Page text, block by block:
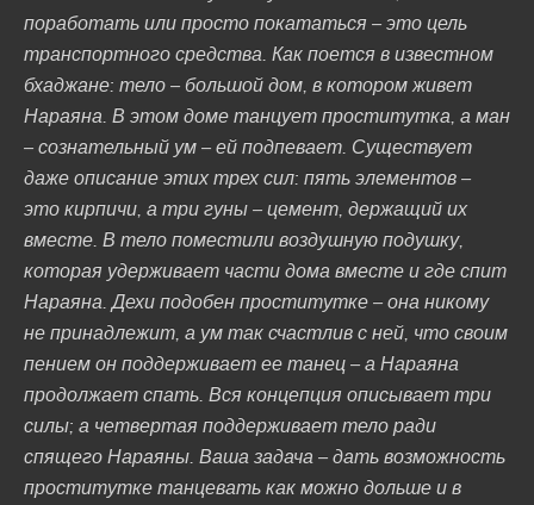
поработать или просто покататься – это цель
транспортного средства. Как поется в известном
бхаджане: тело – большой дом, в котором живет
Нараяна. В этом доме танцует проститутка, а ман
– сознательный ум – ей подпевает. Существует
даже описание этих трех сил: пять элементов –
это кирпичи, а три гуны – цемент, держащий их
вместе. В тело поместили воздушную подушку,
которая удерживает части дома вместе и где спит
Нараяна. Дехи подобен проститутке – она никому
не принадлежит, а ум так счастлив с ней, что своим
пением он поддерживает ее танец – а Нараяна
продолжает спать. Вся концепция описывает три
силы; а четвертая поддерживает тело ради
спящего Нараяны. Ваша задача – дать возможность
проститутке танцевать как можно дольше и в